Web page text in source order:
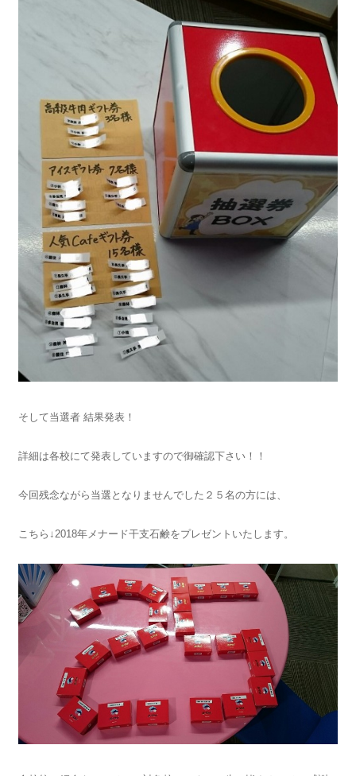
そして当選者 結果発表！
詳細は各校にて発表していますので御確認下さい！！
今回残念ながら当選となりませんでした２５名の方には、
こちら↓2018年メナード干支石鹸をプレゼントいたします。